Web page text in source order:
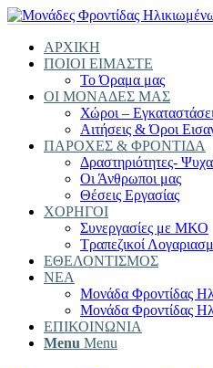
ΑΡΧΙΚΗ
ΠΟΙΟΙ ΕΙΜΑΣΤΕ
Το Όραμα μας
ΟΙ ΜΟΝΑΔΕΣ ΜΑΣ
Χώροι –
Αιτήσεις & Όροι
ΠΑΡΟΧΕΣ & ΦΡΟΝΤΙΔΑ
Δραστηριότητες-
Οι Άνθρωποι μας
Θέσεις Εργασίας
ΧΟΡΗΓΟΙ
Συνεργασίες με ΜΚΟ
Τραπεζικοί
ΕΘΕΛΟΝΤΙΣΜΟΣ
ΝΕΑ
Μονάδα Φροντίδας
Μονάδα Φροντίδας
ΕΠΙΚΟΙΝΩΝΙΑ
Menu Menu